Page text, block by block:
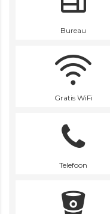
Bureau
Gratis WiFi
Telefoon